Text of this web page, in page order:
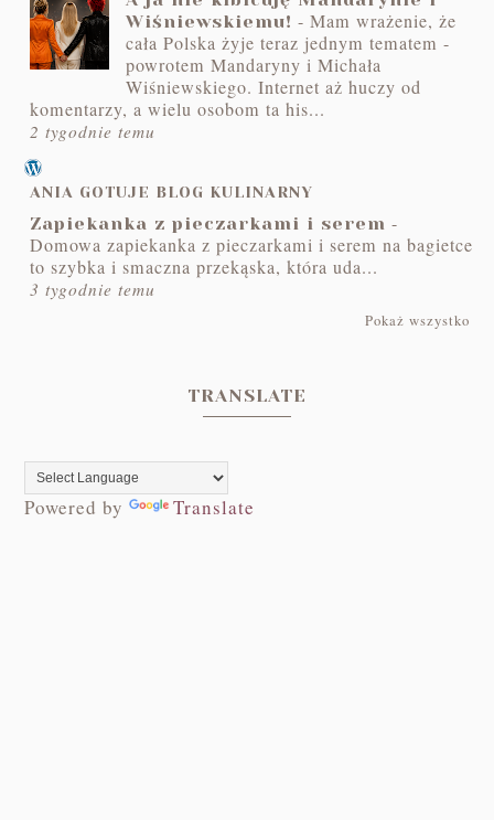
Wiśniewskiemu! -Mam wrażenie, że
cała Polska żyje teraz jednym tematem -
powrotem Mandaryny i Michała
Wiśniewskiego. Internet aż huczy od
komentarzy, a wielu osobom ta his...
2 tygodnie temu
ANIA GOTUJE BLOG KULINARNY
Zapiekanka z pieczarkami i serem -
Domowa zapiekanka z pieczarkami i serem na bagietce
to szybka i smaczna przekąska, która uda...
3 tygodnie temu
Pokaż wszystko
TRANSLATE
Powered by Translate